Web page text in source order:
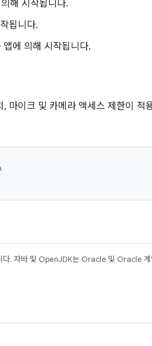
해 시작됩니다.
됩니다.
앱에 의해 시작됩니다.
마이크 및 카메라 액세스 제한이 적
다. 자바 및 OpenJDK는 Oracle 및 Oracle 계